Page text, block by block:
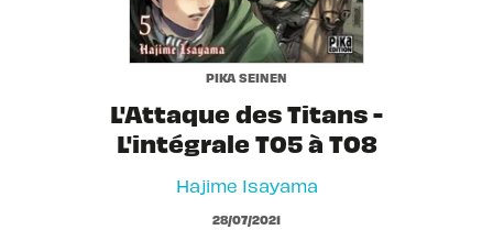
PIKA SEINEN
L'Attaque des Titans -
L'intégrale T05 à T08
Hajime Isayama
28/07/2021